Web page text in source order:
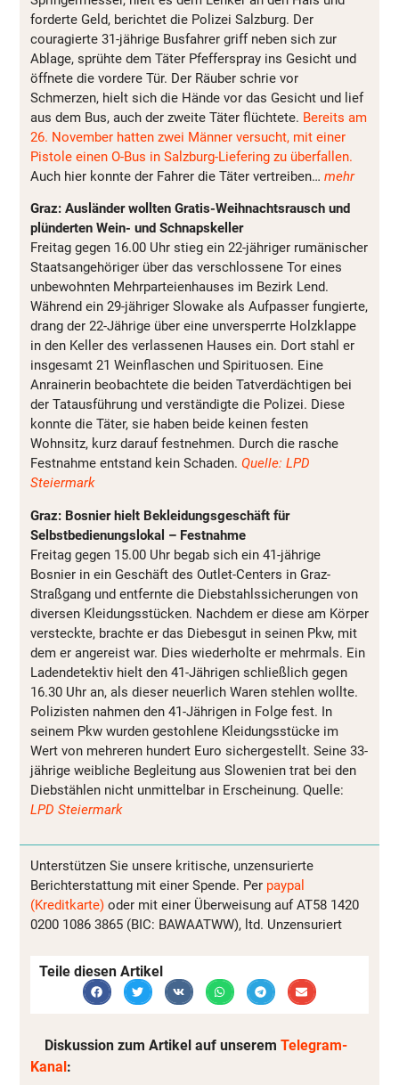
forderte Geld, berichtet die Polizei Salzburg. Der
couragierte 31-jährige Busfahrer griff neben sich zur
Ablage, sprühte dem Täter Pfefferspray ins Gesicht und
öffnete die vordere Tür. Der Räuber schrie vor
Schmerzen, hielt sich die Hände vor das Gesicht und lief
aus dem Bus, auch der zweite Täter flüchtete. Bereits am
26. November hatten zwei Männer versucht, mit einer
Pistole einen O-Bus in Salzburg-Liefering zu überfallen.
Auch hier konnte der Fahrer die Täter vertreiben… mehr
Graz: Ausländer wollten Gratis-Weihnachtsrausch und
plünderten Wein- und Schnapskeller
Freitag gegen 16.00 Uhr stieg ein 22-jähriger rumänischer
Staatsangehöriger über das verschlossene Tor eines
unbewohnten Mehrparteienhauses im Bezirk Lend.
Während ein 29-jähriger Slowake als Aufpasser fungierte,
drang der 22-Jährige über eine unversperrte Holzklappe
in den Keller des verlassenen Hauses ein. Dort stahl er
insgesamt 21 Weinflaschen und Spirituosen. Eine
Anrainerin beobachtete die beiden Tatverdächtigen bei
der Tatausführung und verständigte die Polizei. Diese
konnte die Täter, sie haben beide keinen festen
Wohnsitz, kurz darauf festnehmen. Durch die rasche
Festnahme entstand kein Schaden. Quelle: LPD
Steiermark
Graz: Bosnier hielt Bekleidungsgeschäft für
Selbstbedienungslokal – Festnahme
Freitag gegen 15.00 Uhr begab sich ein 41-jährige
Bosnier in ein Geschäft des Outlet-Centers in Graz-
Straßgang und entfernte die Diebstahlssicherungen von
diversen Kleidungsstücken. Nachdem er diese am Körper
versteckte, brachte er das Diebesgut in seinen Pkw, mit
dem er angereist war. Dies wiederholte er mehrmals. Ein
Ladendetektiv hielt den 41-Jährigen schließlich gegen
16.30 Uhr an, als dieser neuerlich Waren stehlen wollte.
Polizisten nahmen den 41-Jährigen in Folge fest. In
seinem Pkw wurden gestohlene Kleidungsstücke im
Wert von mehreren hundert Euro sichergestellt. Seine 33-
jährige weibliche Begleitung aus Slowenien trat bei den
Diebstählen nicht unmittelbar in Erscheinung. Quelle:
LPD Steiermark
Unterstützen Sie unsere kritische, unzensurierte
Berichterstattung mit einer Spende. Per paypal
(Kreditkarte) oder mit einer Überweisung auf AT58 1420
0200 1086 3865 (BIC: BAWAATWW), ltd. Unzensuriert
Teile diesen Artikel
Diskussion zum Artikel auf unserem Telegram-
Kanal :